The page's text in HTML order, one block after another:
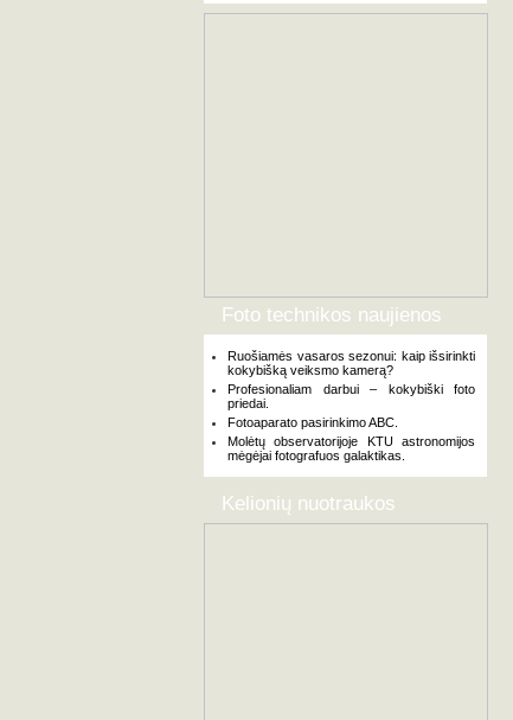
Foto technikos naujienos
Ruošiamės vasaros sezonui: kaip išsirinkti
kokybišką veiksmo kamerą?
Profesionaliam darbui – kokybiški foto
priedai.
Fotoaparato pasirinkimo ABC.
Molėtų observatorijoje KTU astronomijos
mėgėjai fotografuos galaktikas.
Kelionių nuotraukos